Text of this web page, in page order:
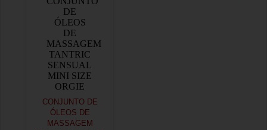
CONJUNTO DE
ÓLEOS DE
MASSAGEM